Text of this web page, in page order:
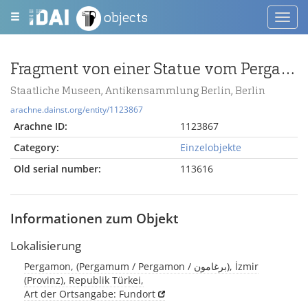
objects
Fragment von einer Statue vom Pergamonaltar
Staatliche Museen, Antikensammlung Berlin, Berlin
arachne.dainst.org/entity/1123867
Arachne ID:
1123867
Category:
Einzelobjekte
Old serial number:
113616
Informationen zum Objekt
Lokalisierung
Pergamon, (Pergamum / Pergamon / برغامون), İzmir
(Provinz), Republik Türkei,
Art der Ortsangabe: Fundort